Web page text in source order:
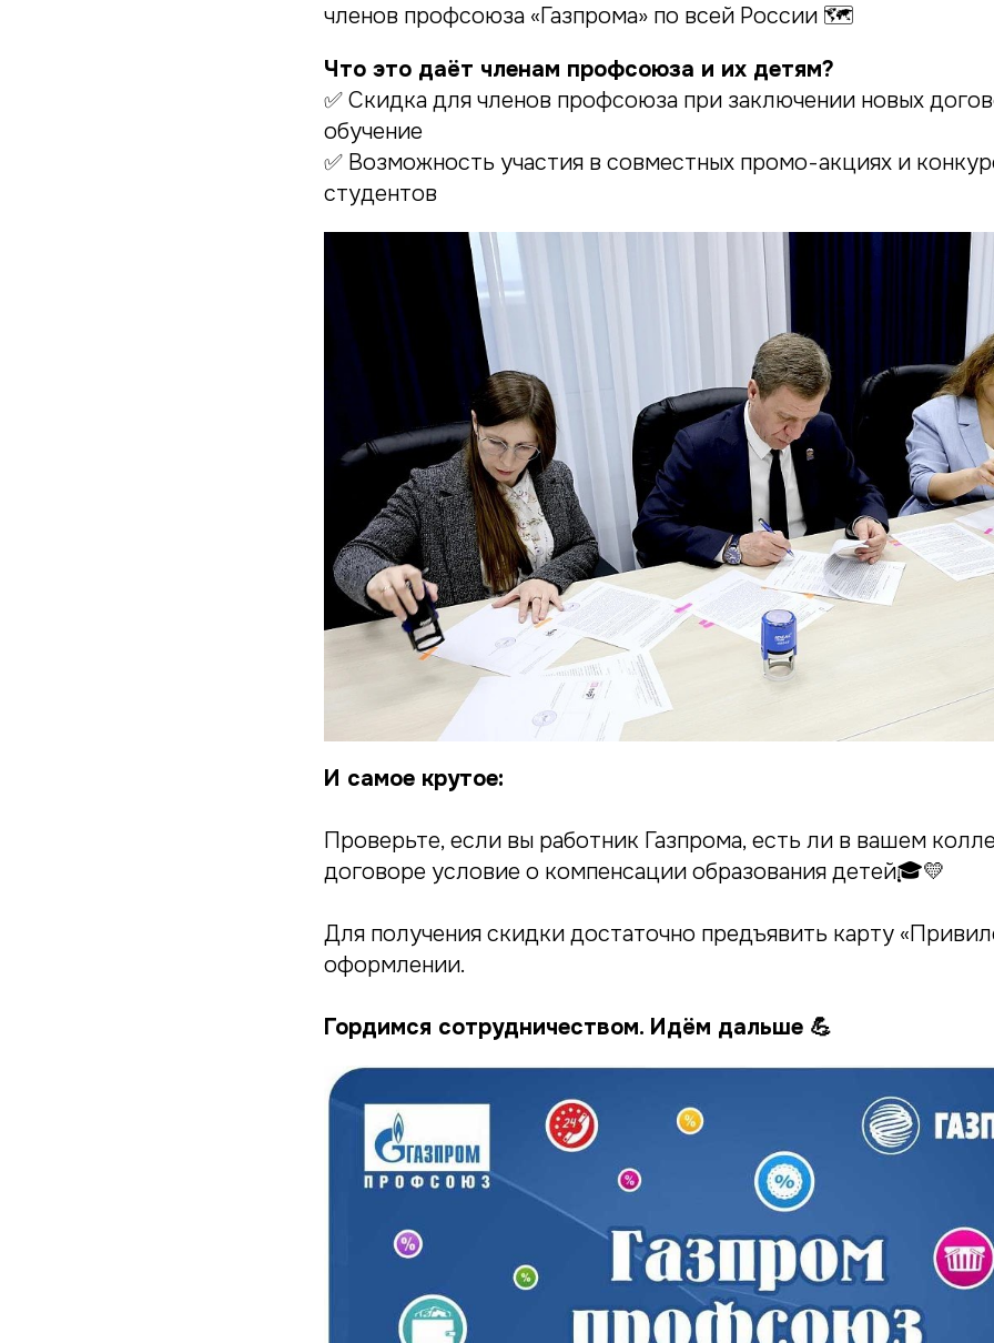
членов профсоюза «Газпрома» по всей России 🗺
Что это даёт членам профсоюза и их детям?
✅ Скидка для членов профсоюза при заключении новых
обучение
✅ Возможность участия в совместных промо-акциях и
студентов
И самое крутое:
Проверьте, если вы работник Газпрома, есть ли в вашем
договоре условие о компенсации образования детей🎓💛
Для получения скидки достаточно предъявить карту
оформлении.
Гордимся сотрудничеством. Идём дальше 💪